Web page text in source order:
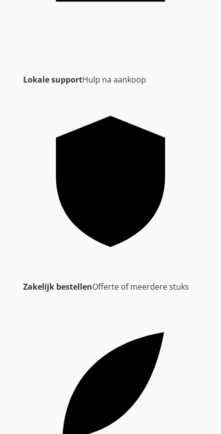
Lokale supportHulp na aankoop
Zakelijk bestellenOfferte of meerdere stuks